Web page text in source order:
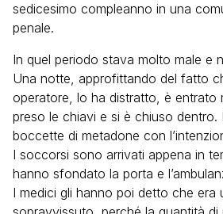
sedicesimo compleanno in una
penale.
In quel periodo stava molto male e
Una notte, approfittando del fatto
operatore, lo ha distratto, è entrato
preso le chiavi e si è chiuso
boccette di metadone con
I soccorsi sono arrivati appena in
hanno sfondato la porta e
I medici gli hanno poi detto che era